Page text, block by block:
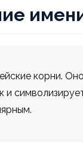
корни. Оно
и